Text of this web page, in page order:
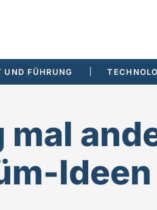
UND FÜHRUNG